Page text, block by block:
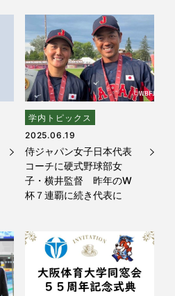
学内トピックス
2025.06.19
侍ジャパン女子日本代表
コーチに硬式野球部女
子・横井監督 昨年のW
杯７連覇に続き代表に